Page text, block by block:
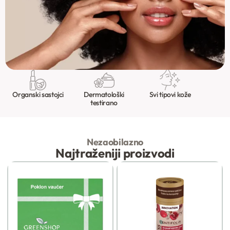
Organski sastojci
Dermatološki
testirano
Svi tipovi kože
Nezaobilazno
Najtraženiji proizvodi